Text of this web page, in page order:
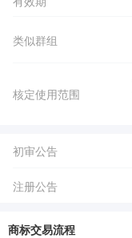
类似群组
核定使用范围
初审公告
注册公告
商标交易流程